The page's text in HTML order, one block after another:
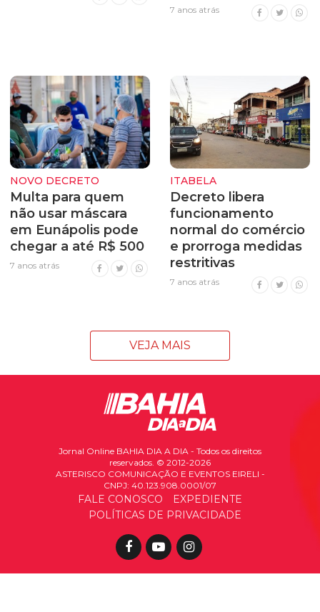
7 anos atrás
NOVO DECRETO
Multa para quem
não usar máscara
em Eunápolis pode
chegar a até R$ 500
7 anos atrás
ITABELA
Decreto libera
funcionamento
normal do comércio
e prorroga medidas
restritivas
7 anos atrás
VEJA MAIS
Jornal Online BAHIA DIA A DIA - Todos os direitos
reservados. © 2012-2026
ASTERISCO COMUNICAÇÃO E EVENTOS EIRELI -
CNPJ: 40.123.908.0001/07
FALE CONOSCO
EXPEDIENTE
POLÍTICAS DE PRIVACIDADE